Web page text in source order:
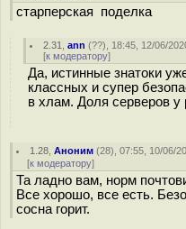
старперская поделка
2.31 ,ann (??), 18:45, 12/06/
[к модератору]
Да, истинные знатоки
классных и супер
в хлам. Доля серверов у
1.28 ,Аноним (28), 07:55, 10/06/
[к модератору]
Та ладно вам, норм
Все хорошо, все есть.
сосна горит.